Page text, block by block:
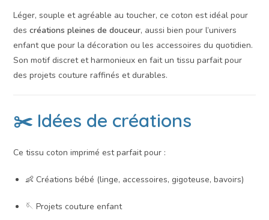
Léger, souple et agréable au toucher, ce coton est idéal pour
descréations pleines de douceur, aussi bien pour l’univers
enfant que pour la décoration ou les accessoires du quotidien.
Son motif discret et harmonieux en fait un tissu parfait pour
des projets couture raffinés et durables.
✂️ Idées de créations
Ce tissu coton imprimé est parfait pour :
👶 Créations bébé (linge, accessoires, gigoteuse, bavoirs)
🪡 Projets couture enfant